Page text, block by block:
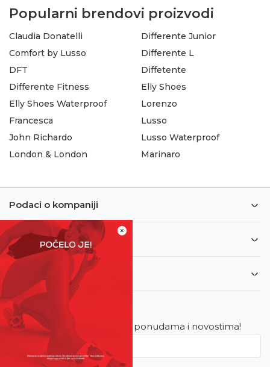
×
Popularni brendovi proizvodi
Claudia Donatelli
Comfort by Lusso
DFT
Differente Fitness
Differente Junior
Differente L
Diffetente
Elly Shoes
Elly Shoes Waterproof
Francesca
John Richardo
London & London
Lorenzo
Lusso
Lusso Waterproof
Marinaro
Podaci o kompaniji
Informacije
Korisnički servis
Newsletter
Budite u toku sa najnovijim ponudama i novostima!